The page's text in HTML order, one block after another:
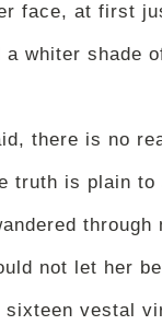
face, at first
a whiter shade
there is no
truth is plain to
through
not let her be
sixteen vestal